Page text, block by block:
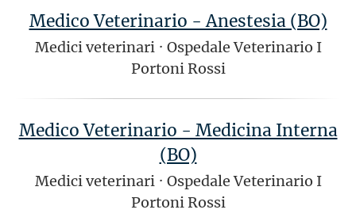
Medico Veterinario - Anestesia (BO)
Medici veterinari · Ospedale Veterinario I
Portoni Rossi
Medico Veterinario - Medicina Interna
(BO)
Medici veterinari · Ospedale Veterinario I
Portoni Rossi